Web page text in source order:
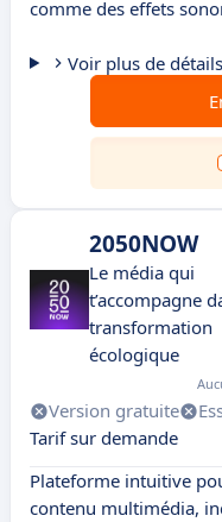
comme des effets
Voir plus de détails
2050NOW
Le média qui
t’accompagne
transformation
écologique
Version gratuite
Tarif sur demande
Plateforme intuitive
contenu multimédia,